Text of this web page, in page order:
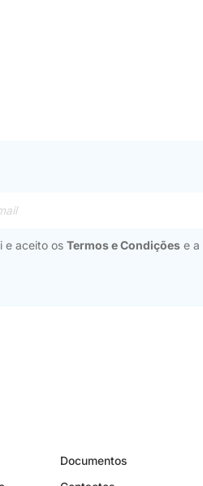
e aceito os Termos e Condições e a
Documentos